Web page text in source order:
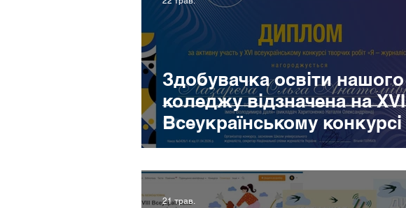
Здобувачка освіти нашого
коледжу відзначена на ХVІ
Всеукраїнському
журналіст!»
21 трав.